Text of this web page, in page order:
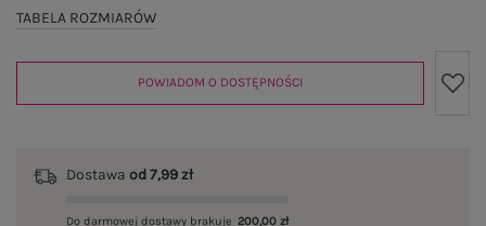
TABELA ROZMIARÓW
POWIADOM O DOSTĘPNOŚCI
Dostawa od 7,99 zł
Do darmowej dostawy brakuje 200,00 zł